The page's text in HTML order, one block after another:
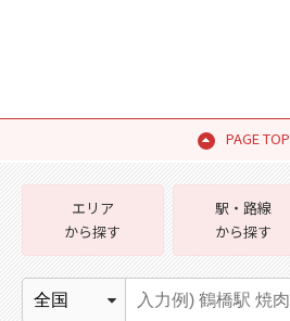
PAGE TOP
エリア
から探す
駅・路線
から探す